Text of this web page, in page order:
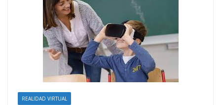
REALIDAD VIRTUAL